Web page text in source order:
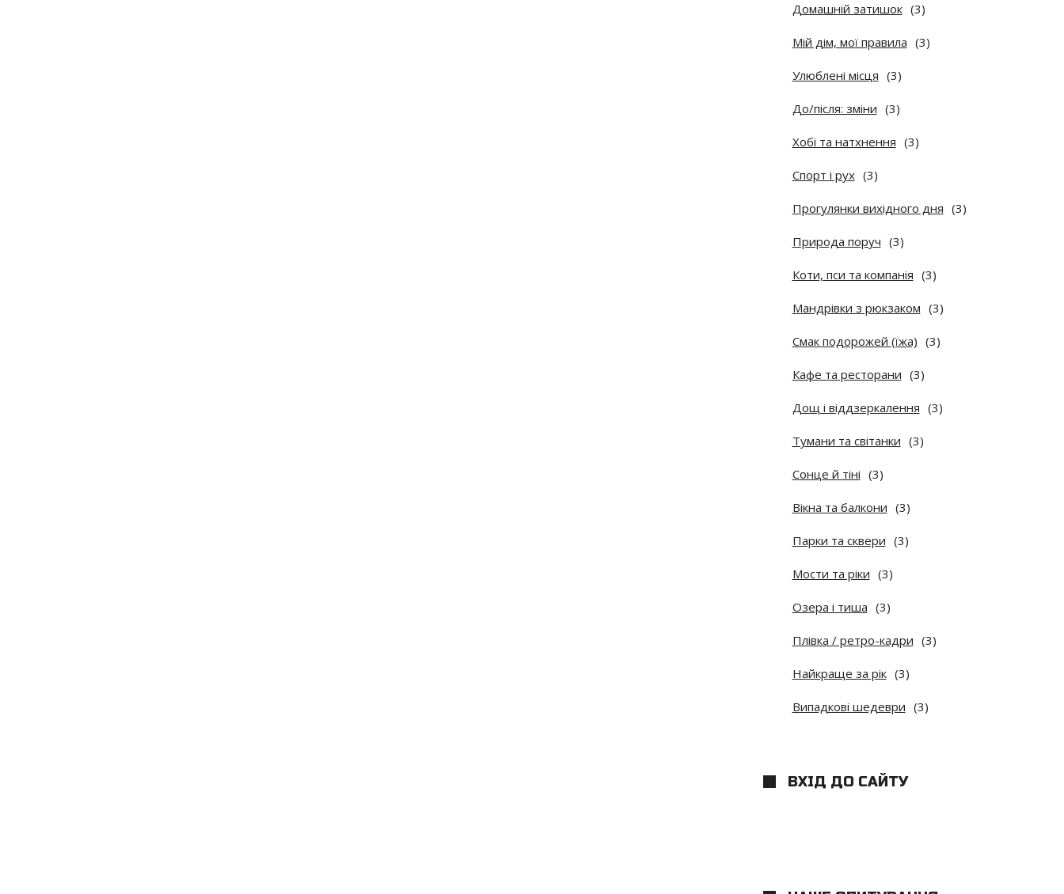
Домашній затишок (3)
Мій дім, мої правила (3)
Улюблені місця (3)
До/після: зміни (3)
Хобі та натхнення (3)
Спорт і рух (3)
Прогулянки вихідного дня (3)
Природа поруч (3)
Коти, пси та компанія (3)
Мандрівки з рюкзаком (3)
Смак подорожей (їжа) (3)
Кафе та ресторани (3)
Дощ і віддзеркалення (3)
Тумани та світанки (3)
Сонце й тіні (3)
Вікна та балкони (3)
Парки та сквери (3)
Мости та ріки (3)
Озера і тиша (3)
Плівка / ретро-кадри (3)
Найкраще за рік (3)
Випадкові шедеври (3)
ВХІД ДО САЙТУ